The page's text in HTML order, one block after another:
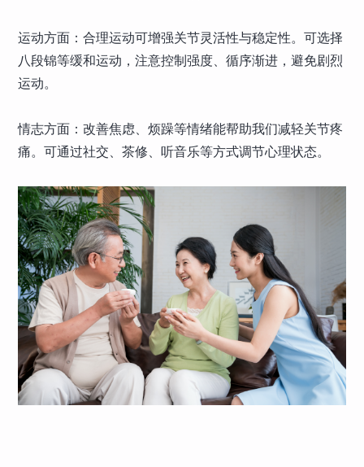
运动方面：合理运动可增强关节灵活性与稳定性。可选择
八段锦等缓和运动，注意控制强度、循序渐进，避免剧烈
运动。
情志方面：改善焦虑、烦躁等情绪能帮助我们减轻关节疼
痛。可通过社交、茶修、听音乐等方式调节心理状态。